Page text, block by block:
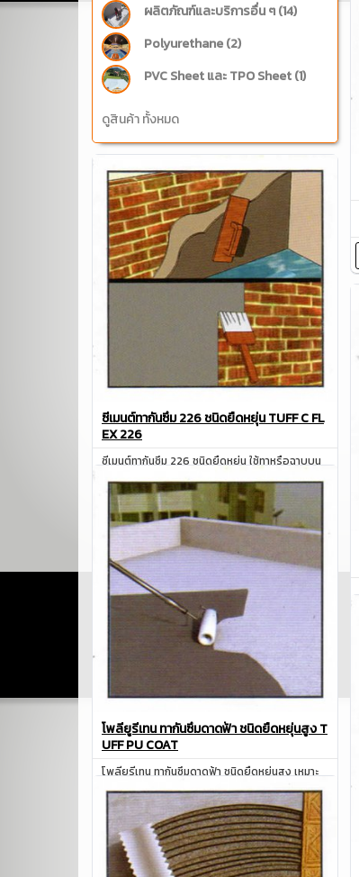
ผลิตภัณฑ์และบริการอื่น ๆ (14)
Polyurethane‎ (2)
PVC Sheet และ TPO Sheet (1)
ดูสินค้า ทั้งหมด
ซีเมนต์ทากันซึม 226 ชนิดยืดหยุ่น TUFF C FL
EX 226
ซีเมนต์ทากันซึม 226 ชนิดยืดหยุ่น ใช้ทาหรือฉาบบน
พื้นผิวตอนกรีต เพื่อป้องกัน แก้ปัญหาน้ำรั่วซึม
สอบถาม
โพลียูรีเทน ทากันซึมดาดฟ้า ชนิดยืดหยุ่นสูง T
UFF PU COAT
โพลียูรีเทน ทากันซึมดาดฟ้า ชนิดยืดหยุ่นสูง เหมาะ
สำหรับดาดฟ้า หลังคา ผนัง
สอบถาม